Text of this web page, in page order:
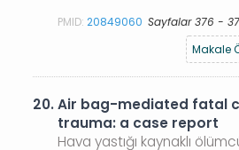
PMID:20849060 Sayfalar 376 -
Makale
20.Air bag-mediated fatal
trauma: a case report
Hava yastığı kaynaklı